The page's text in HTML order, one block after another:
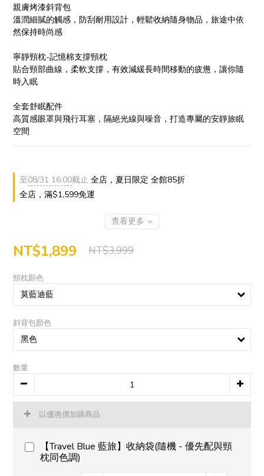
親膚烤漆斜背包
溫潤細膩的觸感，防刮耐用設計，輕鬆收納隨身物品，旅途中依
然保持時尚感
寧靜頸枕-記憶棉支撐頸枕
貼合頸部曲線，柔軟支撐，有效減緩長時間移動的疲憊，讓你隨
時入眠
全套舒眠配件
高質感眼罩與飛行耳塞，隔絕光線與噪音，打造專屬的安靜旅眠
空間
至08/31 16:00截止 全店，夏日限定 全館85折
全店，滿$1,599免運
查看更多
NT$1,899 NT$3,999
頸枕顏色
斜背包顏色
數量
以優惠價加購商品
【Travel Blue 藍旅】收納袋(隨機 - 優先配與頸
枕同色調)